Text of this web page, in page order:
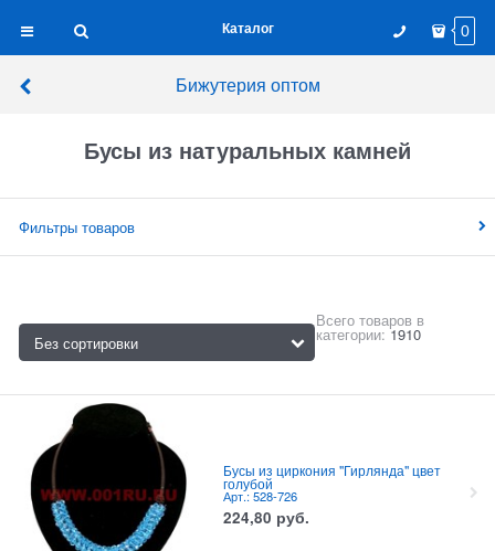
Каталог 0
Бижутерия оптом
Бусы из натуральных камней
Фильтры товаров
Всего товаров в
категории: 1910
Бусы из циркония "Гирлянда" цвет
голубой
Арт.: 528-726
224,80 руб.